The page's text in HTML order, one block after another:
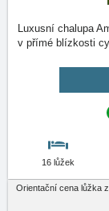
Luxusní chalupa
v přímé blízkosti
16 lůžek
Orientační cena lůžka